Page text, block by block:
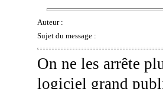
Auteur :
Sujet du message :
On ne les arrête
logiciel grand